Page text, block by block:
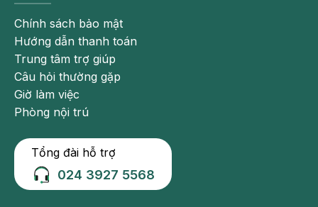
Chính sách bảo mật
Hướng dẫn thanh toán
Trung tâm trợ giúp
Câu hỏi thường gặp
Giờ làm việc
Phòng nội trú
Tổng đài hỗ trợ
024 3927 5568